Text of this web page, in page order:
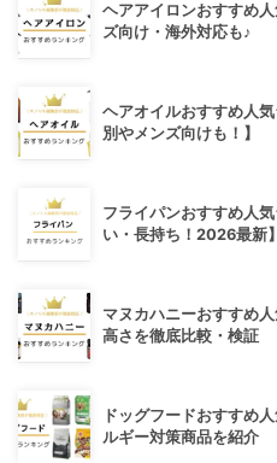
ヘアアイロンおすすめ
ズ向け・海外対応も♪
ヘアオイルおすすめ人
別やメンズ向けも！】
フライパンおすすめ人
い・長持ち！2026最新】
マヌカハニーおすすめ
高さを徹底比較・検証
ドッグフードおすすめ
ルギー対策商品を紹介